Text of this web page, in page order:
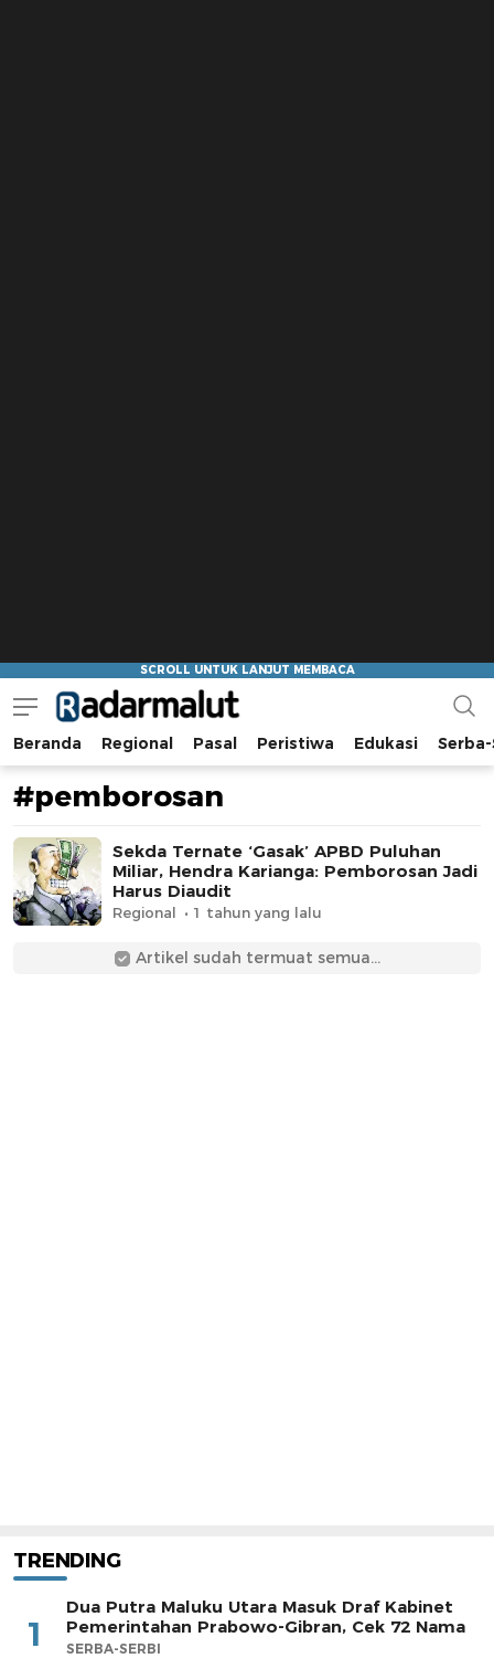
Radar Malut
Bacaan Nyindir
Beranda Regional Pasal Peristiwa Edukasi
#pemborosan
Sekda Ternate ‘Gasak’ APBD Puluhan
Miliar, Hendra Karianga: Pemborosan Jadi
Harus Diaudit
Regional 1 tahun yang lalu
Artikel sudah termuat semua...
TRENDING
1
Dua Putra Maluku Utara Masuk Draf Kabinet
Pemerintahan Prabowo-Gibran, Cek 72 Nama
SERBA-SERBI